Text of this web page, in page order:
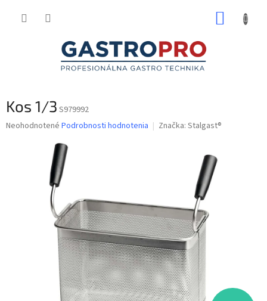
Kos 1/3 S979992
Priemerné
Neohodnotené Podrobnosti hodnotenia Značka: Stalgast®